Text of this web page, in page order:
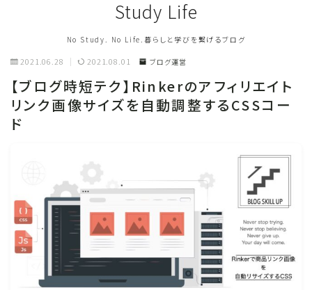
Study Life
No Study. No Life.暮らしと学びを繋げるブログ
2021.06.28 2021.08.01 ブログ運営
【ブログ時短テク】Rinkerのアフィリエイト
リンク画像サイズを自動調整するCSSコー
ド